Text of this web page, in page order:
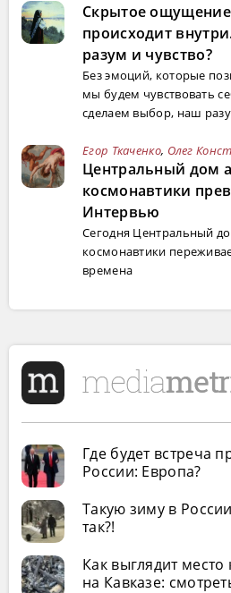
Скрытое ощущение
происходит
разум и чувство?
Без эмоций, которые
мы будем чувствовать
сделаем выбор, наш
Егор Ткаченко, Олег
Центральный дом
космонавтики
Интервью
Сегодня Центральный
космонавтики
времена
Где будет встреча
России: Европа?
Такую зиму в
так?!
Как выглядит
на Кавказе: